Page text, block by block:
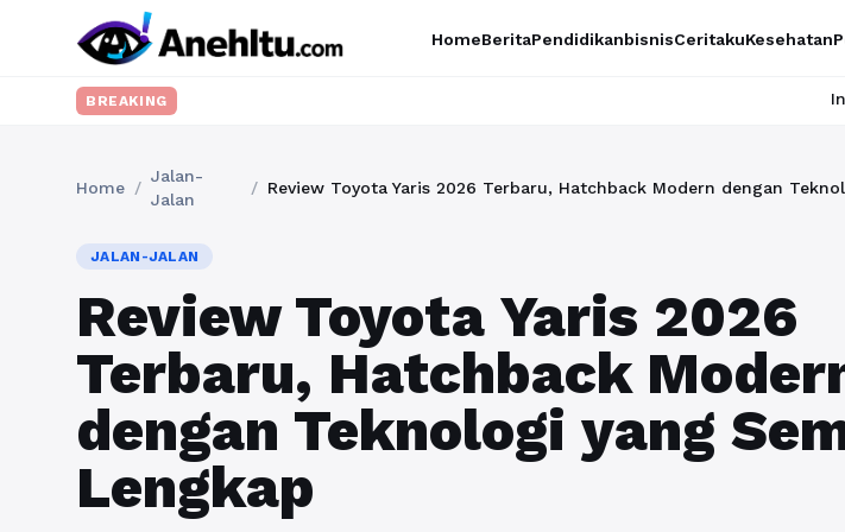
HomeBeritaPendidikanbisnisCeritakuKesehatan
BREAKING Ingin upgrade skill
Home /
Jalan-
Jalan
/
JALAN-JALAN
Review Toyota Yaris 2026
Terbaru, Hatchback
dengan Teknologi yang
Lengkap